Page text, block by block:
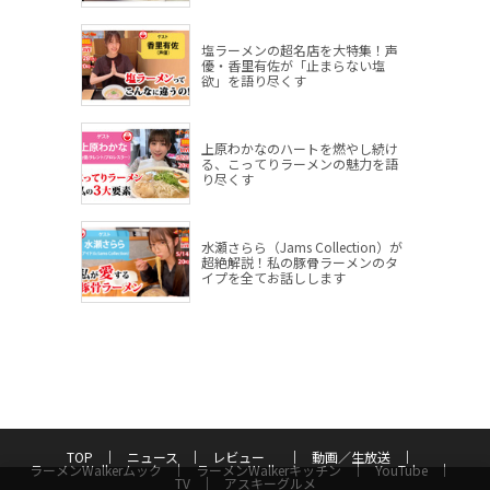
塩ラーメンの超名店を大特集！声
優・香里有佐が「止まらない塩
欲」を語り尽くす
上原わかなのハートを燃やし続け
る、こってりラーメンの魅力を語
り尽くす
水瀬さらら（Jams Collection）が
超絶解説！私の豚骨ラーメンのタ
イプを全てお話しします
TOP ニュース レビュー 動画／生放送
ラーメンWalkerムック ラーメンWalkerキッチン YouTube
TV アスキーグルメ